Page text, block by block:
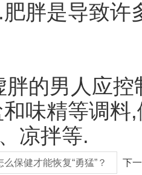
胖是导致
的男人应控
味精等调料
凉拌等.
么保健才能恢复“勇猛”？ 下